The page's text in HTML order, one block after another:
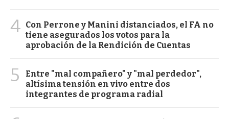
4 Con Perrone y Manini distanciados, el FA no
tiene asegurados los votos para la
aprobación de la Rendición de Cuentas
5
Entre "mal compañero" y "mal perdedor",
altísima tensión en vivo entre dos
integrantes de programa radial